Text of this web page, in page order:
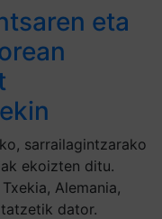
eta
sarrailagintzarako
ekoizten ditu.
Alemania,
dator.